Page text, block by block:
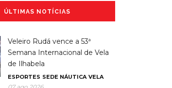
ÚLTIMAS NOTÍCIAS
Veleiro Rudá vence a 53ª
Semana Internacional de Vela
de Ilhabela
ESPORTES SEDE NÁUTICA VELA